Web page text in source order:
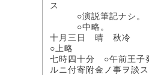
ス
○演説筆記ナシ。
○中略。
十月三日 晴 秋冷
○上略
七時四十分 ○午前王子
ルニ付寄附金ノ事ヲ談